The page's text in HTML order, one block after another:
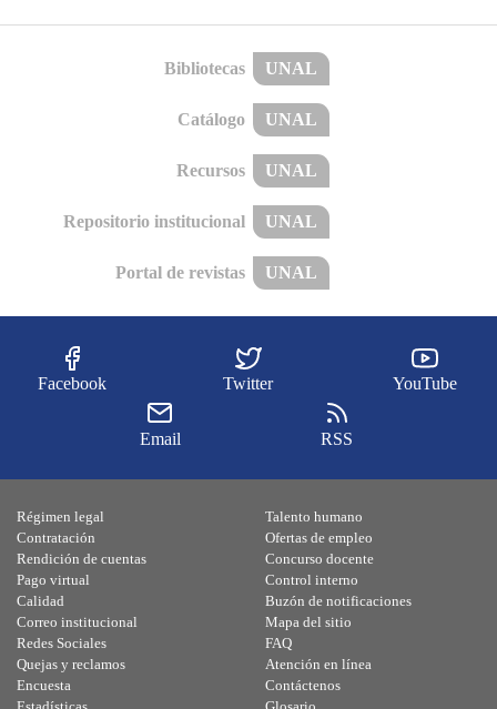
Bibliotecas UNAL
Catálogo UNAL
Recursos UNAL
Repositorio institucional UNAL
Portal de revistas UNAL
Facebook Twitter YouTube
Email RSS
Régimen legal
Contratación
Rendición de cuentas
Pago virtual
Calidad
Talento humano
Ofertas de empleo
Concurso docente
Control interno
Buzón de notificaciones
Correo institucional
Redes Sociales
Quejas y reclamos
Encuesta
Mapa del sitio
FAQ
Atención en línea
Contáctenos